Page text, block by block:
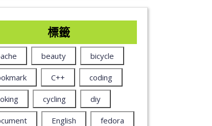
標籤
beauty bicycle
C++ coding
cycling diy
English fedora